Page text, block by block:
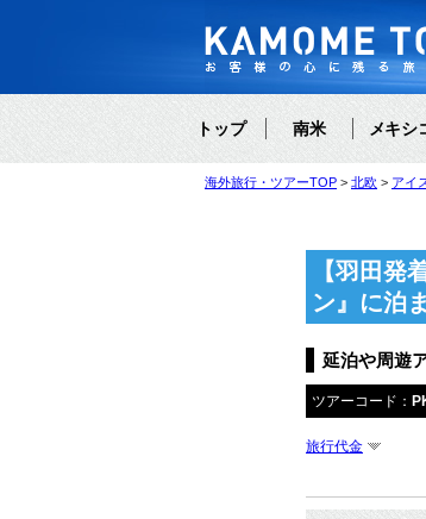
トップ 南米 メキシ
海外旅行・ツアーTOP 北欧 アイ
【羽田
ン』に泊
延泊や周遊
ツアーコード：
旅行代金